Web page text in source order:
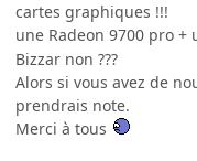
cartes graphiques !!!
une Radeon 9700 pro +
Bizzar non ???
Alors si vous avez de
prendrais note.
Merci à tous